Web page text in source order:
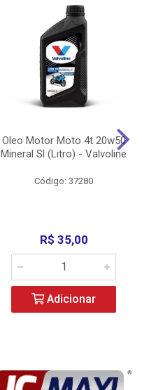
Oleo Motor Moto 4t 20w50
Mineral Sl (Litro) - Valvoline
Código: 37280
R$ 35,00
Adicionar